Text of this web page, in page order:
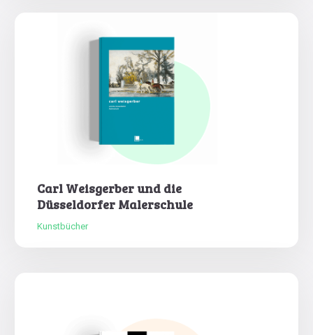
Carl Weisgerber und die
Düsseldorfer Malerschule
Kunstbücher